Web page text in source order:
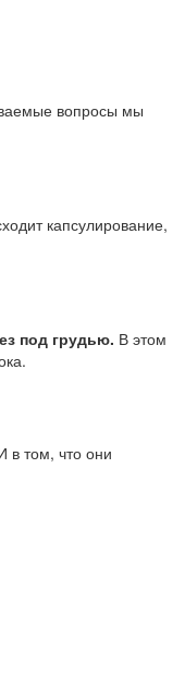
вопросы мы
капсулирование,
под грудью. В этом
в том, что они